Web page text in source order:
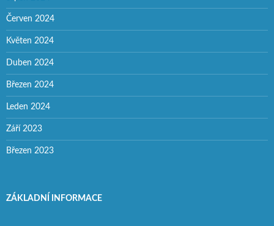
Červen 2024
Květen 2024
Duben 2024
Březen 2024
Leden 2024
Září 2023
Březen 2023
ZÁKLADNÍ INFORMACE